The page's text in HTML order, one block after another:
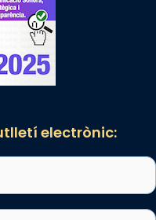
electrònic: